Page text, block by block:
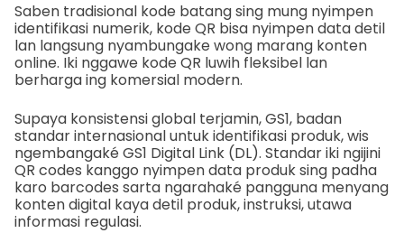
Saben tradisional kode batang sing mung nyimpen
identifikasi numerik, kode QR bisa nyimpen data detil
lan langsung nyambungake wong marang konten
online. Iki nggawe kode QR luwih fleksibel lan
berharga ing komersial modern.
Supaya konsistensi global terjamin, GS1, badan
standar internasional untuk identifikasi produk, wis
ngembangaké GS1 Digital Link (DL). Standar iki ngijini
QR codes kanggo nyimpen data produk sing padha
karo barcodes sarta ngarahaké pangguna menyang
konten digital kaya detil produk, instruksi, utawa
informasi regulasi.